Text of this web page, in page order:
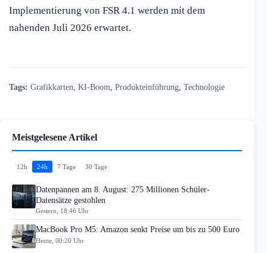
Implementierung von FSR 4.1 werden mit dem
nahenden Juli 2026 erwartet.
Tags: Grafikkarten KI-Boom Produkteinführung Technologie
Meistgelesene Artikel
12h 24h 7 Tage 30 Tage
Datenpannen am 8. August: 275 Millionen Schüler-
Datensätze gestohlen
Gestern, 18:46 Uhr
MacBook Pro M5: Amazon senkt Preise um bis zu 500 Euro
Heute, 00:20 Uhr